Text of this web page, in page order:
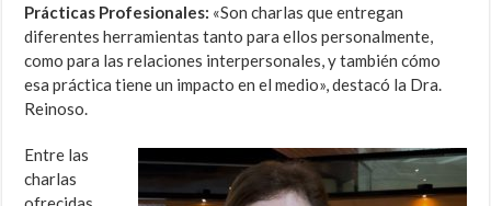
Prácticas Profesionales: «Son charlas que entregan
diferentes herramientas tanto para ellos personalmente,
como para las relaciones interpersonales, y también cómo
esa práctica tiene un impacto en el medio», destacó la Dra.
Reinoso.
Entre las
charlas